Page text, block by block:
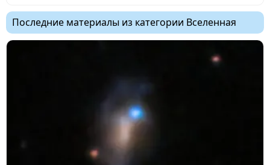
Последние материалы из категории Вселенная